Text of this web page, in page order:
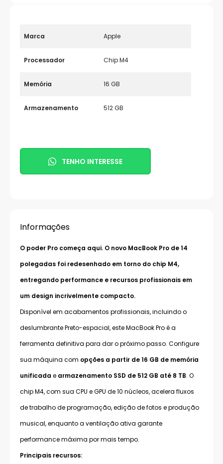
Marca Apple
Processador Chip M4
Memória 16 GB
Armazenamento 512 GB
TENHO INTERESSE
Informações
O poder Pro começa aqui. O novo MacBook Pro de 14
polegadas foi redesenhado em torno do chip M4,
entregando performance e recursos profissionais em
um design incrivelmente compacto.
Disponível em acabamentos profissionais, incluindo o
deslumbrante Preto-espacial, este MacBook Pro é a
ferramenta definitiva para dar o próximo passo. Configure
sua máquina com opções a partir de 16 GB de memória
unificada e armazenamento SSD de 512 GB até 8 TB. O
chip M4, com sua CPU e GPU de 10 núcleos, acelera fluxos
de trabalho de programação, edição de fotos e produção
musical, enquanto a ventilação ativa garante
performance máxima por mais tempo.
Principais recursos: